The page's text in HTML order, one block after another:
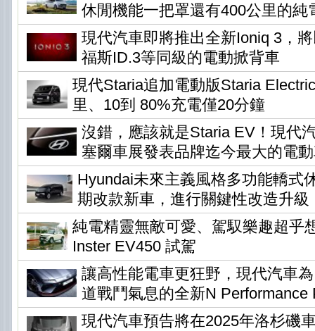
休閒機能一把罩還有400公里的純
現代汽車即將推出全新Ioniq 3，
福斯ID.3等同級的電動掀背車
現代Staria追加電動版Staria
里、10到 80%充電僅20分鐘
沒錯，應該就是Staria EV！現代
塞爾車展發表品牌迄今最大的電
Hyundai未來主義風格多功能轎式
期改款新車，進行關鍵性改造升級
純電精靈無敵可愛、駕馭樂趣超乎
Inster EV450 試駕
讓高性能電車更狂野，現代汽車
道戰鬥氣息的全新N Performance
現代汽車預告將在2025年洛杉磯